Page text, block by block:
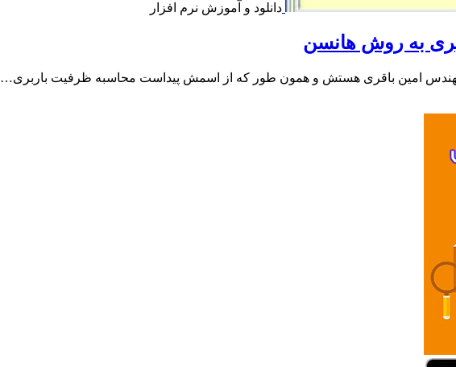
دانلود و آموزش نرم افزار
به روش هانسن
مهندس امین باقری هستش و همون طور که از اسمش پیداست محاسبه ظرفیت باربری…